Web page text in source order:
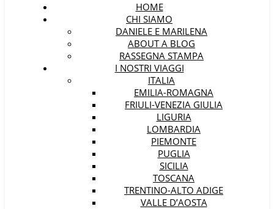
HOME
CHI SIAMO
DANIELE E MARILENA
ABOUT A BLOG
RASSEGNA STAMPA
I NOSTRI VIAGGI
ITALIA
EMILIA-ROMAGNA
FRIULI-VENEZIA GIULIA
LIGURIA
LOMBARDIA
PIEMONTE
PUGLIA
SICILIA
TOSCANA
TRENTINO-ALTO ADIGE
VALLE D’AOSTA